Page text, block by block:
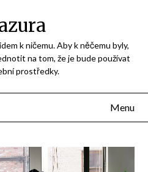
k ničemu. Aby k něčemu byly,
na tom, že je bude používat
prostředky.
Menu